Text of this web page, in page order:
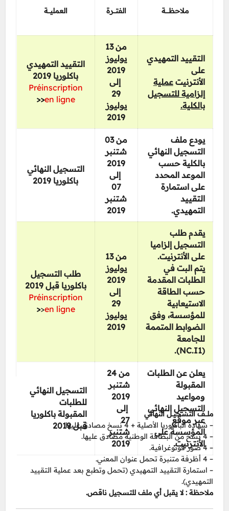
ملاحظــــــة الفتــــرة العمليــــة
التقييد التمهيدي
على
الأنترنيتعملية
إلزامية للتسجيل
بالكلية.
من 13
يوليوز
2019
إلى
29
يوليوز
2019
التقييد التمهيدي
باكلوريا 2019
Préinscription
en ligne
<<
يودع ملف
التسجيل النهائي
بالكلية حسب
الموعد المحدد
على استمارة
التقييد
التمهيدي.
من 03
شتنبر
2019
إلى
07
شتنبر
2019
التسجيل النهائي
باكلوريا 2019
يقدم طلب
التسجيل إلزاميا
على الأنترنيت.
يتم البت في
الطلبات المقدمة
حسب الطاقة
الاستيعابية
للمؤسسة، وفق
الضوابط المتممة
للجامعة
(
NC.I1
).
من 13
يوليوز
2019
إلى
29
يوليوز
2019
طلب التسجيل
باكلوريا قبل 2019
Préinscription
en ligne
<
<
يعلن عن الطلبات
المقبولة
ومواعيد
التسجيل النهائي
عبر موقع
المؤسسة على
الأنترنيت.
من 24
شتنبر
2019
إلى
27
شتنبر
2019
التسجيل النهائي
للطلبات
المقبولة باكلوريا
قبل 2019
ملــــف التسجيـــل النهائي
– شهادة الباكلوريا الأصلية + 4 نسخ مصادق عليها
– 4 نسخ من البطاقة الوطنية مصادق عليها.
– 4 صور فوتوغرافية.
– 4 أظرفة متنبرة تحمل عنوان المعني.
– استمارة التقييد التمهيدي (تحمل وتطبع بعد عملية التقييد
التمهيدي).
ملاحظة : لا يقبل أي ملف للتسجيل ناقص.